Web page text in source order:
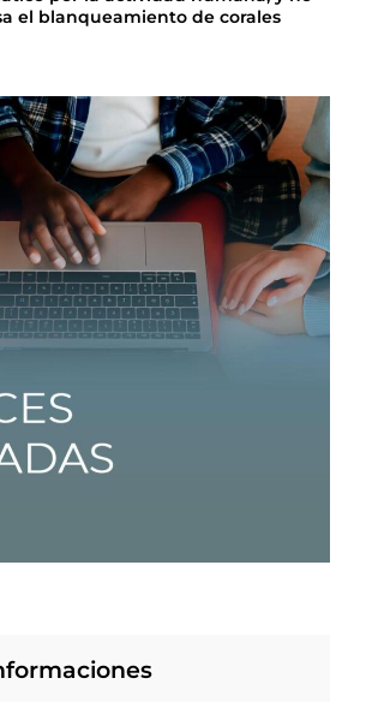
el blanqueamiento de corales